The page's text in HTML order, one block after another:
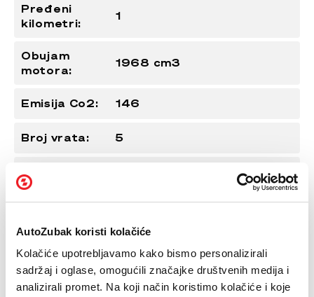
AutoZubak koristi kolačiće
Kolačiće upotrebljavamo kako bismo personalizirali
sadržaj i oglase, omogućili značajke društvenih medija i
analizirali promet. Na koji način koristimo kolačiće i koje
Pređeni
kilometri:
1
Obujam
motora:
1968 cm3
Emisija Co2: 146
Broj vrata: 5
Dužina vozila:
Euro norma: 6
Oblik
karoserije:
Terensko vozilo